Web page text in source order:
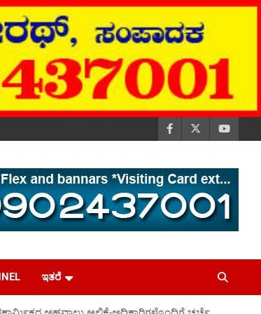
ಇತರೆ